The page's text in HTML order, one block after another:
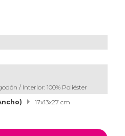
/ Interior: 100% Poliéster
17x13x27 cm